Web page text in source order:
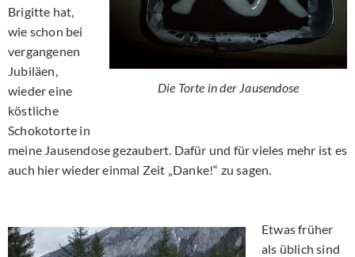
Die Torte in der Jausendose
Brigitte hat,
wie schon bei
vergangenen
Jubiläen,
wieder eine
köstliche
Schokotorte in
meine Jausendose gezaubert. Dafür und für vieles mehr ist es
auch hier wieder einmal Zeit „Danke!“ zu sagen.
Etwas früher
als üblich sind